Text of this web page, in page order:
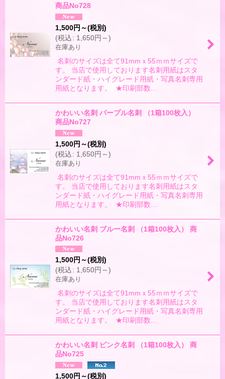
商品No728
1,500円 ～(税別)
(税込: 1,650円 ～)
在庫あり
名刺のサイズは全て91mmｘ55ｍｍサイズで
す。 当店で使用しております名刺用紙はスタ
ンダード紙・ハイグレード用紙・写真名刺専用
用紙となります。 ★印刷部数…
かわいい名刺 パープル名刺 （1箱100枚入）
商品No727
1,500円 ～(税別)
(税込: 1,650円 ～)
在庫あり
名刺のサイズは全て91mmｘ55ｍｍサイズで
す。 当店で使用しております名刺用紙はスタ
ンダード紙・ハイグレード用紙・写真名刺専用
用紙となります。 ★印刷部数…
かわいい名刺 ブルー名刺 （1箱100枚入） 商
品No726
1,500円 ～(税別)
(税込: 1,650円 ～)
在庫あり
名刺のサイズは全て91mmｘ55ｍｍサイズで
す。 当店で使用しております名刺用紙はスタ
ンダード紙・ハイグレード用紙・写真名刺専用
用紙となります。 ★印刷部数…
かわいい名刺 ピンク名刺 （1箱100枚入） 商
品No725
1,500円 ～(税別)